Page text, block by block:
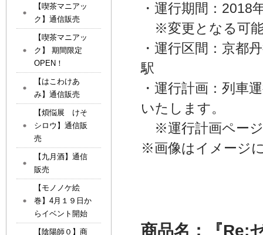
・運行期間：2018
※変更となる可
・運行区間：京
駅
・運行計画：列車
いたします。
※運行計画ページ
※画像はイメージ
商品名：『Re:
【喫茶マニアッ
ク】通信販売
【喫茶マニアッ
ク】 期間限定
OPEN！
【はこわけあ
み】通信販売
【煩悩展 けそ
シロウ】通信販
売
【九月酒】通信
販売
【モノノケ絵
巻】4月１９日か
らイベント開始
【陰陽師０】商